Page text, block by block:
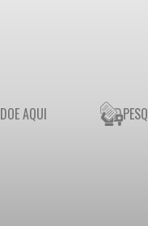
DOE AQUI